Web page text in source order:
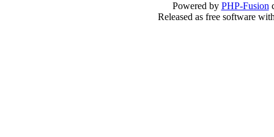
Powered by PHP-Fusion
Released as free software